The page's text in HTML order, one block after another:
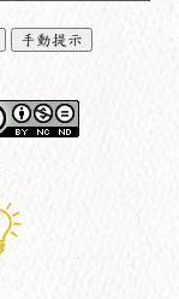
手動提示